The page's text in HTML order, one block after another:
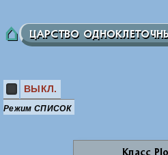
ЦАРСТВО
ВЫКЛ.
Режим СПИСОК
Класс